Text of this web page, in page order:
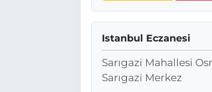
Istanbul Eczanesi
Sarıgazi Mahallesi
Sarıgazi Merkez